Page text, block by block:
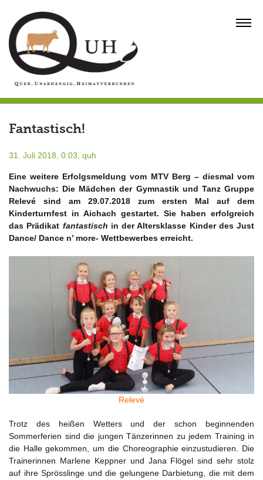
content
Fantastisch!
31. Juli 2018, 0:03, quh
Eine weitere Erfolgsmeldung vom MTV Berg – diesmal vom
Nachwuchs: Die Mädchen der Gymnastik und Tanz Gruppe
Relevé sind am 29.07.2018 zum ersten Mal auf dem
Kinderturnfest in Aichach gestartet. Sie haben erfolgreich
das Prädikat fantastisch in der Altersklasse Kinder des Just
Dance/ Dance n’ more- Wettbewerbes erreicht.
Relevé
Trotz des heißen Wetters und der schon beginnenden
Sommerferien sind die jungen Tänzerinnen zu jedem Training in
die Halle gekommen, um die Choreographie einzustudieren. Die
Trainerinnen Marlene Keppner und Jana Flögel sind sehr stolz
auf ihre Sprösslinge und die gelungene Darbietung, die mit dem